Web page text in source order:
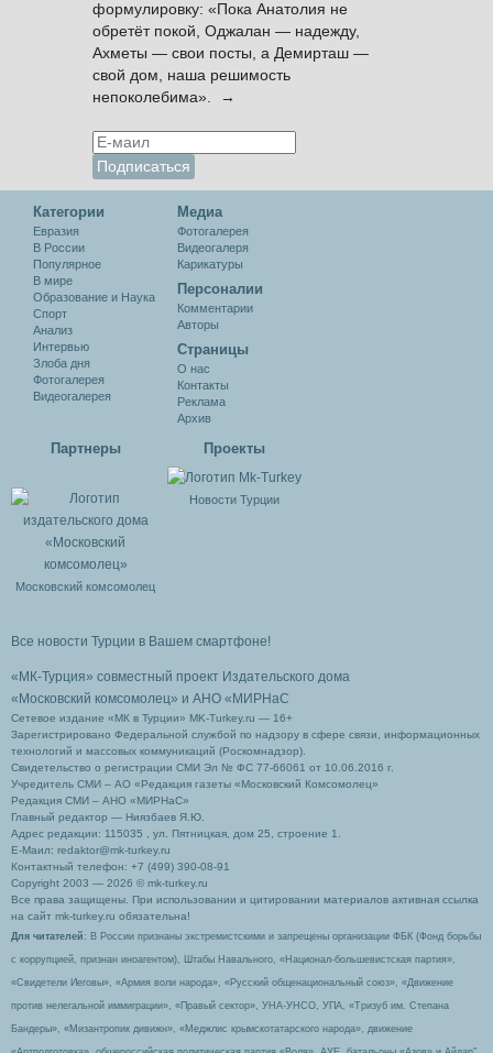
формулировку: «Пока Анатолия не
обретёт покой, Оджалан — надежду,
Ахметы — свои посты, а Демирташ —
свой дом, наша решимость
непоколебима». →
Категории
Евразия
В России
Популярное
В мире
Образование и Наука
Спорт
Анализ
Интервью
Злоба дня
Фотогалерея
Видеогалерея
Медиа
Фотогалерея
Видеогалеря
Карикатуры
Персоналии
Комментарии
Авторы
Cтраницы
О нас
Контакты
Реклама
Архив
Партнеры
Московский комсомолец
Проекты
Новости Турции
Все новости Турции в Вашем смартфоне!
«МК-Турция» совместный проект Издательского дома
«Московский комсомолец» и АНО «МИРНаС
Сетевое издание «МК в Турции» MK-Turkey.ru — 16+
Зарегистрировано Федеральной службой по надзору в сфере связи, информационных
технологий и массовых коммуникаций (Роскомнадзор).
Свидетельство о регистрации СМИ Эл № ФС 77-66061 от 10.06.2016 г.
Учредитель СМИ – АО «Редакция газеты «Московский Комсомолец»
Редакция СМИ – АНО «МИРНаС»
Главный редактор — Ниязбаев Я.Ю.
Адрес редакции: 115035 , ул. Пятницкая, дом 25, строение 1.
Е-Маил: redaktor@mk-turkey.ru
Контактный телефон: +7 (499) 390-08-91
Copyright 2003 — 2026 © mk-turkey.ru
Все права защищены. При использовании и цитировании материалов активная ссылка
на сайт mk-turkey.ru обязательна!
Для читателей : В России признаны экстремистскими и запрещены организации ФБК (Фонд борьбы
с коррупцией, признан иноагентом), Штабы Навального, «Национал-большевистская партия»,
«Свидетели Иеговы», «Армия воли народа», «Русский общенациональный союз», «Движение
против нелегальной иммиграции», «Правый сектор», УНА-УНСО, УПА, «Тризуб им. Степана
Бандеры», «Мизантропик дивижн», «Меджлис крымскотатарского народа», движение